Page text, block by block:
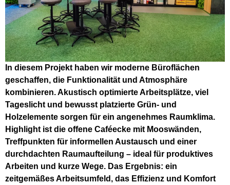
In diesem Projekt haben wir moderne Büroflächen
geschaffen, die Funktionalität und Atmosphäre
kombinieren. Akustisch optimierte Arbeitsplätze, viel
Tageslicht und bewusst platzierte Grün- und
Holzelemente sorgen für ein angenehmes Raumklima.
Highlight ist die offene Caféecke mit Mooswänden,
Treffpunkten für informellen Austausch und einer
durchdachten Raumaufteilung – ideal für produktives
Arbeiten und kurze Wege. Das Ergebnis: ein
zeitgemäßes Arbeitsumfeld, das Effizienz und Komfort